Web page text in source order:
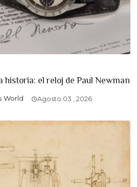
historia: el reloj de Paul Newman
World Agosto 03 , 2026